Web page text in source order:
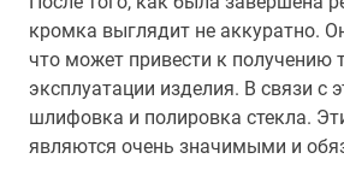
кромка выглядит не аккуратно.
что может привести к получению
эксплуатации изделия. В связи с
шлифовка и полировка стекла.
являются очень значимыми и